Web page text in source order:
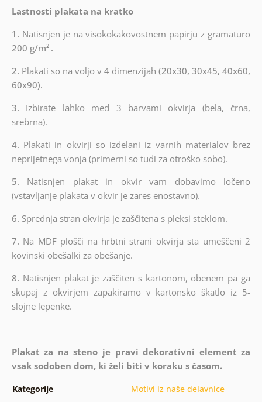
Lastnosti plakata na kratko
1. Natisnjen je na visokokakovostnem papirju z gramaturo
200 g/m² .
2. Plakati so na voljo v 4 dimenzijah(20x30, 30x45, 40x60,
60x90).
3. Izbirate lahko med 3 barvami okvirja (bela, črna,
srebrna).
4. Plakati in okvirji so izdelani iz varnih materialov brez
neprijetnega vonja (primerni so tudi za otroško sobo).
5. Natisnjen plakat in okvir vam dobavimo ločeno
(vstavljanje plakata v okvir je zares enostavno).
6. Sprednja stran okvirja je zaščitena s pleksi steklom.
7. Na MDF plošči na hrbtni strani okvirja sta umeščeni 2
kovinski obešalki za obešanje.
8. Natisnjen plakat je zaščiten s kartonom, obenem pa ga
skupaj z okvirjem zapakiramo v kartonsko škatlo iz 5-
slojne lepenke.
Plakat za na steno je pravi dekorativni element za
vsak sodoben dom, ki želi biti v koraku s časom.
Kategorije Motivi iz naše delavnice